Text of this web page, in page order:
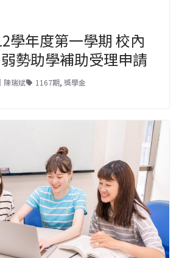
學年度第一學期 校內
勢助學補助受理申請
陳瑞斌 1167期, 獎學金